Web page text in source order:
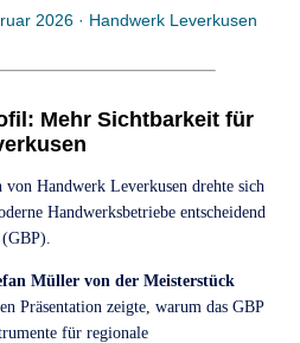
2026 · Handwerk Leverkusen
Mehr Sichtbarkeit für
Handwerk Leverkusen drehte sich
Handwerksbetriebe entscheidend
Müller von der Meisterstück
Präsentation zeigte, warum das GBP
für regionale